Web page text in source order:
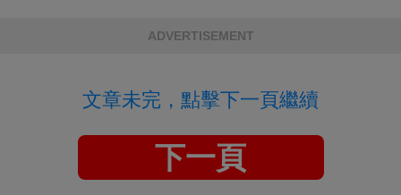
ADVERTISEMENT
文章未完，點擊下一頁繼續
下一頁